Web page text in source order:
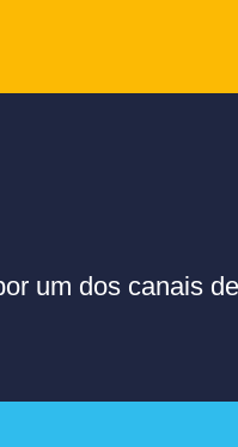
um dos canais